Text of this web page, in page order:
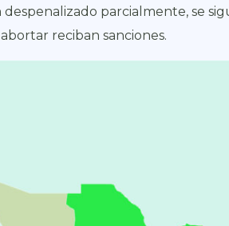
despenalizado parcialmente, se
reciban sanciones.